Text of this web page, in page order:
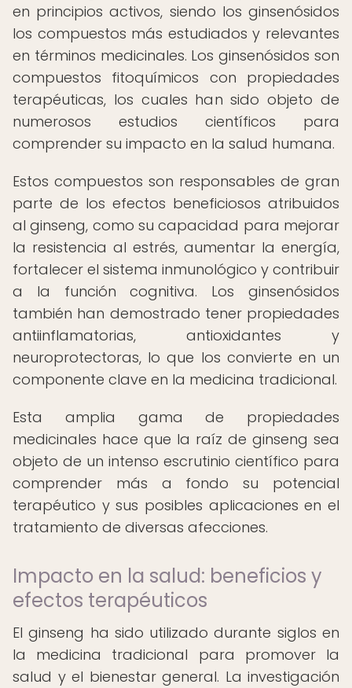
en principios activos, siendo los ginsenósidos
los compuestos más estudiados y relevantes
en términos medicinales. Los ginsenósidos son
compuestos fitoquímicos con propiedades
terapéuticas, los cuales han sido objeto de
numerosos estudios científicos para
comprender su impacto en la salud humana.
Estos compuestos son responsables de gran
parte de los efectos beneficiosos atribuidos
al ginseng, como su capacidad para mejorar
la resistencia al estrés, aumentar la energía,
fortalecer el sistema inmunológico y contribuir
a la función cognitiva. Los ginsenósidos
también han demostrado tener propiedades
antiinflamatorias, antioxidantes y
neuroprotectoras, lo que los convierte en un
componente clave en la medicina tradicional.
Esta amplia gama de propiedades
medicinales hace que la raíz de ginseng sea
objeto de un intenso escrutinio científico para
comprender más a fondo su potencial
terapéutico y sus posibles aplicaciones en el
tratamiento de diversas afecciones.
Impacto en la salud: beneficios y
efectos terapéuticos
El ginseng ha sido utilizado durante siglos en
la medicina tradicional para promover la
salud y el bienestar general. La investigación